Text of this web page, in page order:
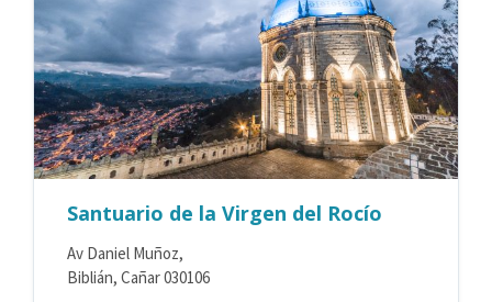
Santuario de la Virgen del Rocío
Av Daniel Muñoz,
Biblián, Cañar 030106